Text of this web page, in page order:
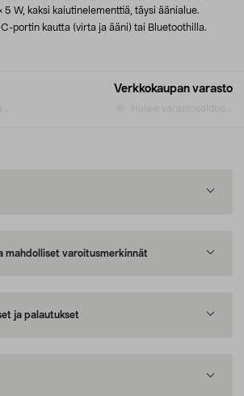
Verkkokaupan varasto
5 W, kaksi kaiutinelementtiä, täysi äänialue.
portin kautta (virta ja ääni) tai Bluetoothilla.
mahdolliset varoitusmerkinnät
ja palautukset